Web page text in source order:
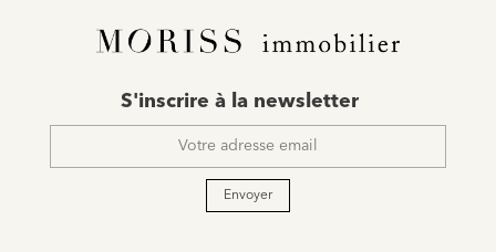
mail
S'inscrire à la newsletter
Envoyer